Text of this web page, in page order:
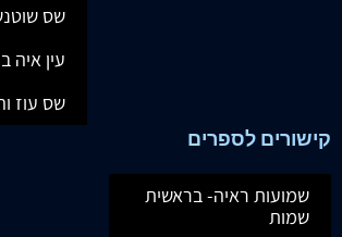
שס
עין איה
שס עוז
קישורים לספרים
שמועות ראיה- בראשית
שמות